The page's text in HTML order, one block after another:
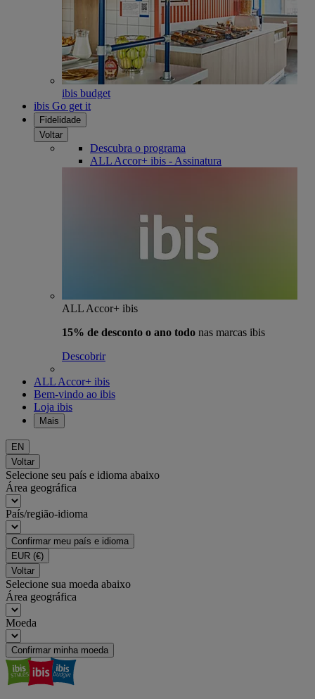
ibis budget
ibis Go get it
Fidelidade
Voltar
Descubra o programa
ALL Accor+ ibis - Assinatura
ALL Accor+ ibis
15% de desconto o ano todo nas marcas ibis
Descobrir
ALL Accor+ ibis
Bem-vindo ao ibis
Loja ibis
Mais
EN
Voltar
Selecione seu país e idioma abaixo
Área geográfica
País/região-idioma
Confirmar meu país e idioma
EUR (€)
Voltar
Selecione sua moeda abaixo
Área geográfica
Moeda
Confirmar minha moeda